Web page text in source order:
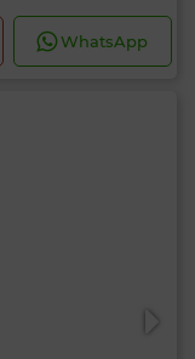
WhatsApp